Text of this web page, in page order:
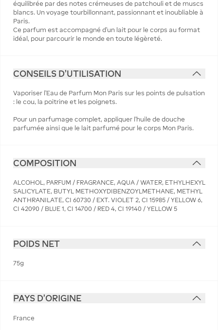
équilibrée par des notes crémeuses de patchouli et de muscs
blancs. Un voyage tourbillonnant, passionnant et inoubliable à
Paris.
Ce parfum est accompagné d’un lait pour le corps au format
idéal, pour parcourir le monde en toute légèreté.
CONSEILS D'UTILISATION
Vaporiser l'Eau de Parfum Mon Paris sur les points de pulsation
: le cou, la poitrine et les poignets.
Pour un parfumage complet, appliquer l'huile de douche
parfumée ainsi que le lait parfumé pour le corps Mon Paris.
COMPOSITION
ALCOHOL, PARFUM / FRAGRANCE, AQUA / WATER, ETHYLHEXYL
SALICYLATE, BUTYL METHOXYDIBENZOYLMETHANE, METHYL
ANTHRANILATE, CI 60730 / EXT. VIOLET 2, CI 15985 / YELLOW 6,
CI 42090 / BLUE 1, CI 14700 / RED 4, CI 19140 / YELLOW 5
POIDS NET
75g
PAYS D'ORIGINE
France